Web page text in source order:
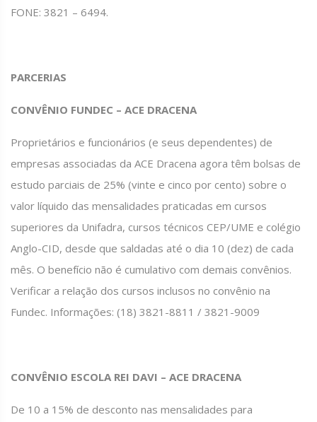
FONE: 3821 – 6494.
PARCERIAS
CONVÊNIO FUNDEC – ACE DRACENA
Proprietários e funcionários (e seus dependentes) de
empresas associadas da ACE Dracena agora têm bolsas de
estudo parciais de 25% (vinte e cinco por cento) sobre o
valor líquido das mensalidades praticadas em cursos
superiores da Unifadra, cursos técnicos CEP/UME e colégio
Anglo-CID, desde que saldadas até o dia 10 (dez) de cada
mês. O benefício não é cumulativo com demais convênios.
Verificar a relação dos cursos inclusos no convênio na
Fundec. Informações: (18) 3821-8811 / 3821-9009
CONVÊNIO ESCOLA REI DAVI – ACE DRACENA
De 10 a 15% de desconto nas mensalidades para